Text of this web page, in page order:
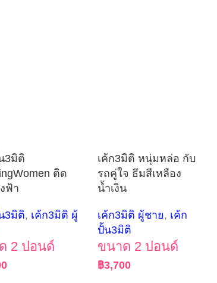
3มิติ
ติด
ฟ้า
3มิติ, เค้ก3มิติ ผู้
2 ปอนด์
เค้ก3มิติ หนุ่มหล่อ กับ
รถคู่ใจ ธีมสีเหลือง
น้ำเงิน
เค้ก3มิติ ผู้ชาย, เค้ก
ปั้น3มิติ
ขนาด 2 ปอนด์
฿3,700